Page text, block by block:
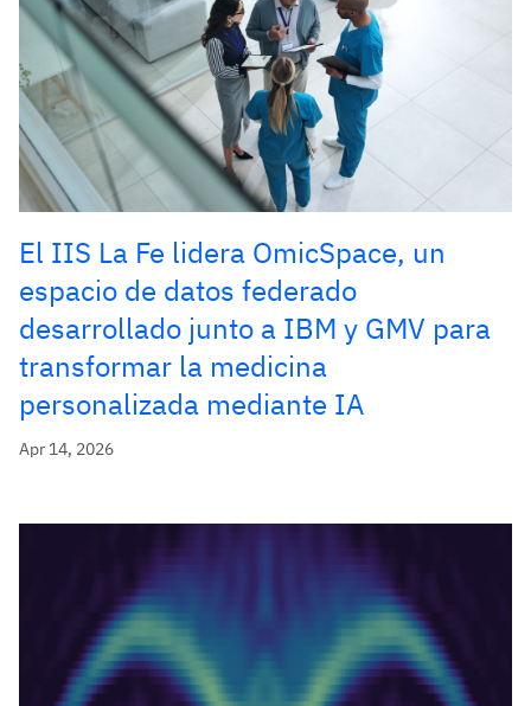
El IIS La Fe lidera OmicSpace, un
espacio de datos federado
desarrollado junto a IBM y GMV para
transformar la medicina
personalizada mediante IA
Apr 14, 2026